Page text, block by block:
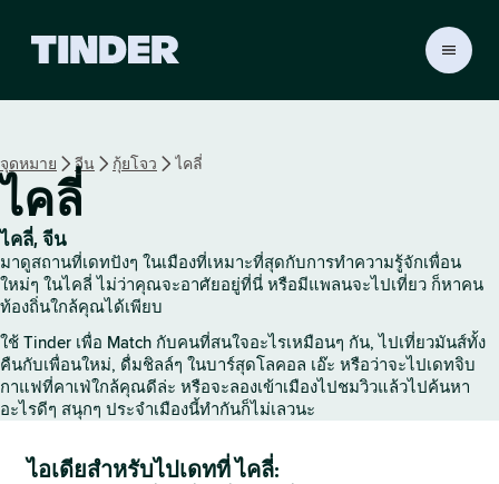
ก
d
e
จุดหมาย จีน กุ้ยโจว ไคลี่
ไคลี่
ไคลี่, จีน
มาดูสถานที่เดทปังๆ ในเมืองที่เหมาะที่สุดกับการทำความรู้จักเพื่อน
ใหม่ๆ ในไคลี่ ไม่ว่าคุณจะอาศัยอยู่ที่นี่ หรือมีแพลนจะไปเที่ยว ก็หาคน
ท้องถิ่นใกล้คุณได้เพียบ
ใช้ Tinder เพื่อ Match กับคนที่สนใจอะไรเหมือนๆ กัน, ไปเที่ยวมันส์ทั้ง
คืนกับเพื่อนใหม่, ดื่มชิลล์ๆ ในบาร์สุดโลคอล เอ๊ะ หรือว่าจะไปเดทจิบ
กาแฟที่คาเฟ่ใกล้คุณดีล่ะ หรือจะลองเข้าเมืองไปชมวิวแล้วไปค้นหา
อะไรดีๆ สนุกๆ ประจำเมืองนี้ทำกันก็ไม่เลวนะ
ไอเดียสำหรับไปเดทที่ ไคลี่: